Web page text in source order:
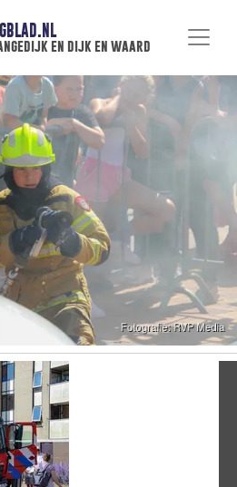
en dijk en waard